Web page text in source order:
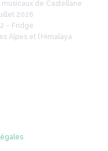
de Castellane
2026
– Fridge
Alpes et l’Himalaya